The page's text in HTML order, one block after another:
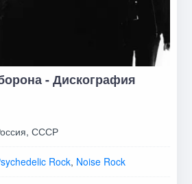
- Дискография
СССР
Rock, Noise Rock